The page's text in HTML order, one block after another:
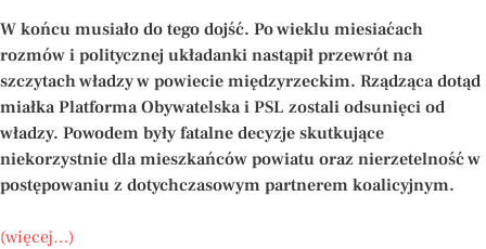
W końcu musiało do tego dojść. Po wieklu miesiaćach
rozmów i politycznej układanki nastąpił przewrót na
szczytach władzy w powiecie międzyrzeckim. Rządząca dotąd
miałka Platforma Obywatelska i PSL zostali odsunięci od
władzy. Powodem były fatalne decyzje skutkujące
niekorzystnie dla mieszkańców powiatu oraz nierzetelność w
postępowaniu z dotychczasowym partnerem koalicyjnym.
(więcej…)